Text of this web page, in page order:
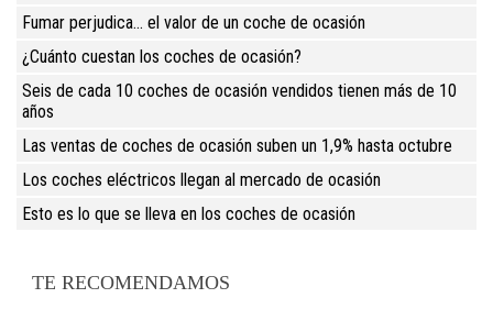
Fumar perjudica... el valor de un coche de ocasión
¿Cuánto cuestan los coches de ocasión?
Seis de cada 10 coches de ocasión vendidos tienen más de 10
años
Las ventas de coches de ocasión suben un 1,9% hasta octubre
Los coches eléctricos llegan al mercado de ocasión
Esto es lo que se lleva en los coches de ocasión
TE RECOMENDAMOS